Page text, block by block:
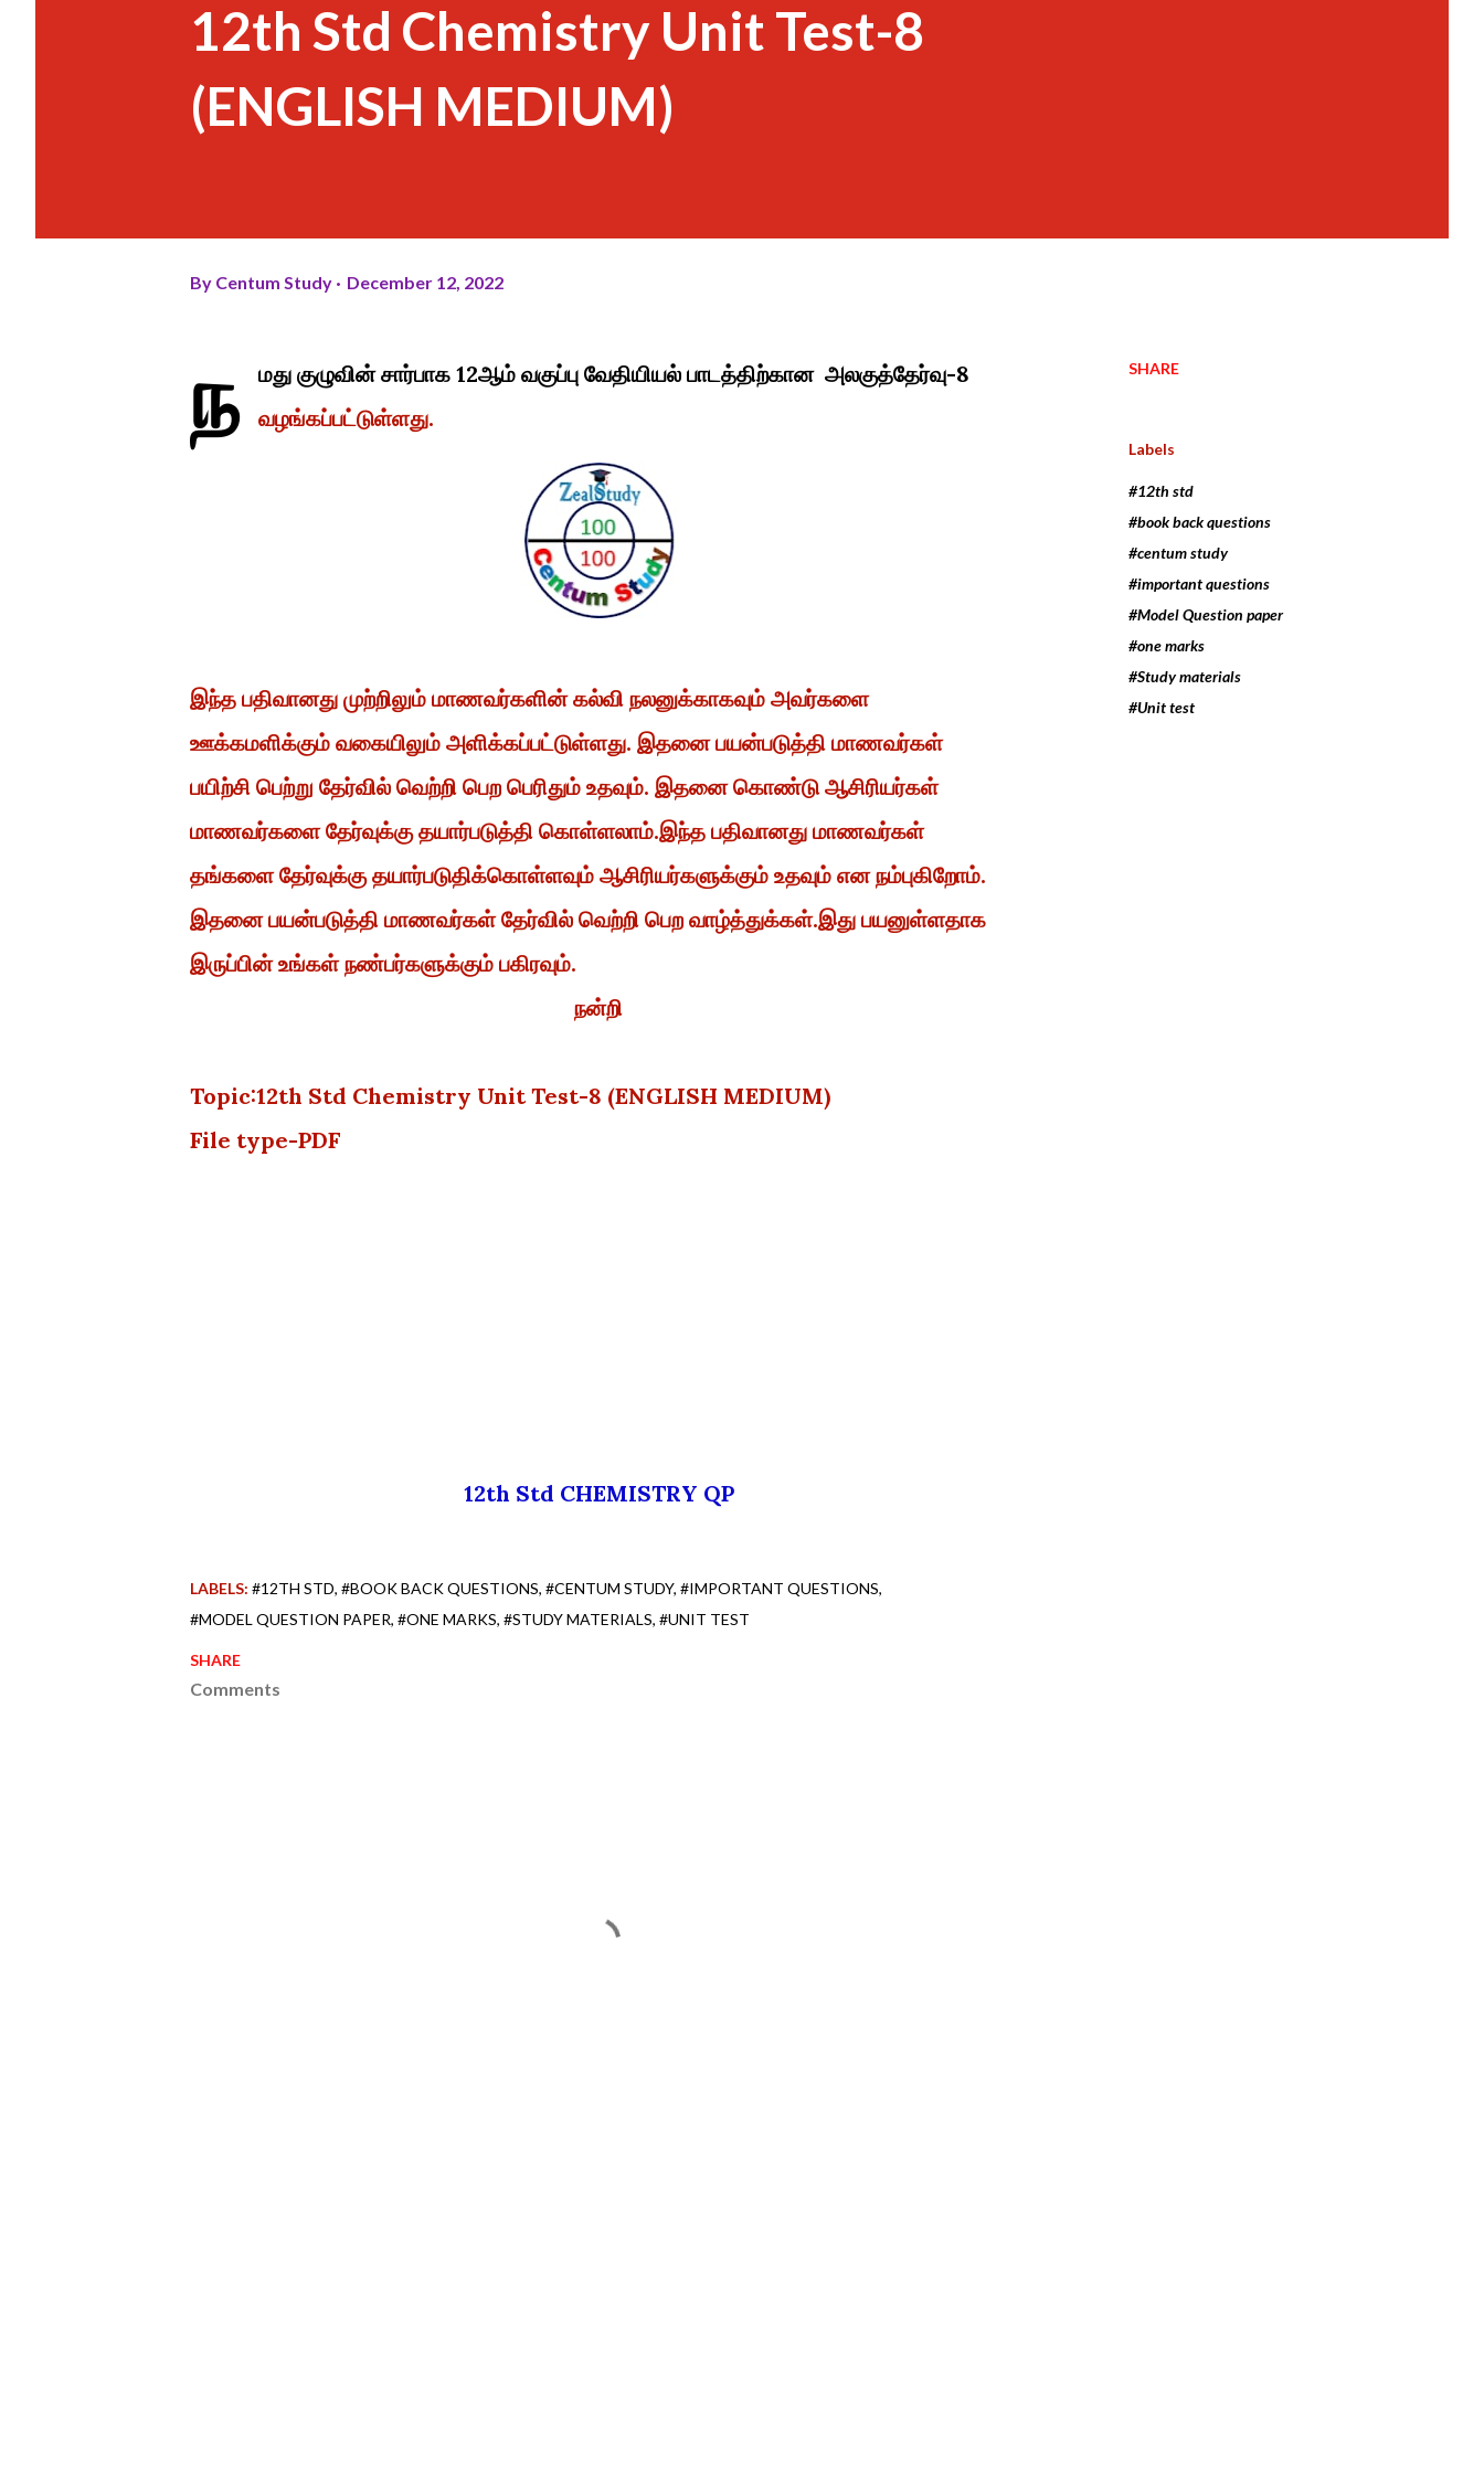
12th Std Chemistry Unit Test-8
(ENGLISH MEDIUM)
By Centum Study December 12, 2022
ந
மது குழுவின் சார்பாக 12ஆம் வகுப்பு வேதியியல் பாடத்திற்கான அலகுத்தேர்வு-8
வழங்கப்பட்டுள்ளது.
இந்த பதிவானது முற்றிலும் மாணவர்களின் கல்வி நலனுக்காகவும் அவர்களை
ஊக்கமளிக்கும் வகையிலும் அளிக்கப்பட்டுள்ளது. இதனை பயன்படுத்தி மாணவர்கள்
பயிற்சி பெற்று தேர்வில் வெற்றி பெற பெரிதும் உதவும். இதனை கொண்டு ஆசிரியர்கள்
மாணவர்களை தேர்வுக்கு தயார்படுத்தி கொள்ளலாம்.இந்த பதிவானது மாணவர்கள்
தங்களை தேர்வுக்கு தயார்படுதிக்கொள்ளவும் ஆசிரியர்களுக்கும் உதவும் என நம்புகிறோம்.
இதனை பயன்படுத்தி மாணவர்கள் தேர்வில் வெற்றி பெற வாழ்த்துக்கள்.இது பயனுள்ளதாக
இருப்பின் உங்கள் நண்பர்களுக்கும் பகிரவும்.
நன்றி
Topic:12th Std Chemistry Unit Test-8 (ENGLISH MEDIUM)
File type-PDF
12th Std CHEMISTRY QP
SHARE
Labels
#12th std
#book back questions
#centum study
#important questions
#Model Question paper
#one marks
#Study materials
#Unit test
LABELS: #12TH STD #BOOK BACK QUESTIONS #CENTUM STUDY #IMPORTANT QUESTIONS
#MODEL QUESTION PAPER #ONE MARKS #STUDY MATERIALS #UNIT TEST
SHARE
Comments